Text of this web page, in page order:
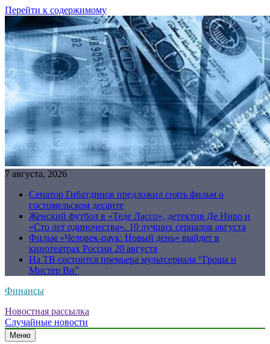
Перейти к содержимому
7 августа, 2026
Сенатор Гибатдинов предложил снять фильм о
гостомельском десанте
Женский футбол в «Теде Лассо», детектив Де Ниро и
«Сто лет одиночества». 10 лучших сериалов августа
Фильм «Человек-паук: Новый день» выйдет в
кинотеатрах России 20 августа
На ТВ состоится премьера мультсериала “Гроша и
Мистер Ви”
Финансы
Новостная рассылка
Случайные новости
Меню